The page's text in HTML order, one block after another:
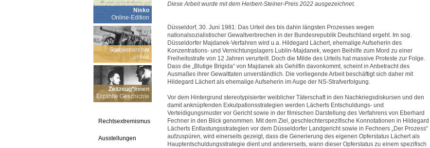
Nisko
Online-Edition
Spanienarchiv
online
Zeitzeug*innen
Erzählte Geschichte
Rechtsextremismus
Ausstellungen
Diese Arbeit wurde mit dem Herbert-Steiner-Preis 2022 ausgezeichnet.
Düsseldorf, 30. Juni 1981: Das Urteil des bis dahin längsten Prozesses wegen
nationalsozialistischer Gewaltverbrechen in der Bundesrepublik Deutschland ergeht. Im sog.
Düsseldorfer Majdanek-Verfahren wird u.a. Hildegard Lächert, ehemalige Aufseherin des
Konzentrations- und Vernichtungslagers Lublin-Majdanek, wegen Beihilfe zum Mord zu einer
Freiheitsstrafe von 12 Jahren verurteilt. Doch die Milde des Urteils hat massive Proteste zur Folge.
Dass die „Blutige Brigida“ von Majdanek als Gehilfin davonkommt, scheint in Anbetracht des
Ausmaßes ihrer Gewalttaten unverständlich. Die vorliegende Arbeit beschäftigt sich daher mit
Hildegard Lächert als ehemalige Aufseherin im Auge der NS-Strafverfolgung.
Vor dem Hintergrund stereotypisierter weiblicher Täterschaft in den Nachkriegsdiskursen und den
damit anknüpfenden Exkulpationsstrategien werden Lächerts Entschuldungs- und
Verteidigungsmuster vor Gericht sowie in der filmischen Darstellung des Verfahrens von Eberhard
Fechner in den Blick genommen. Mit dem Ziel, geschlechterspezifische Konnotationen in Hildegard
Lächerts Entlastungsstrategien vor dem Düsseldorfer Landgericht sowie in Fechners „Der Prozess“
aufzuspüren, wird einerseits gezeigt, dass die Generierung des eigenen Opferstatus Lächert als
Hauptentschuldungsstrategie dient und andererseits, wann dieser Opferstatus zu einem spezifisch